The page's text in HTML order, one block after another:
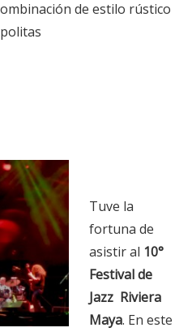
de estilo rústico
Tuve la
fortuna de
asistir al 10°
Festival de
Jazz Riviera
Maya. En este